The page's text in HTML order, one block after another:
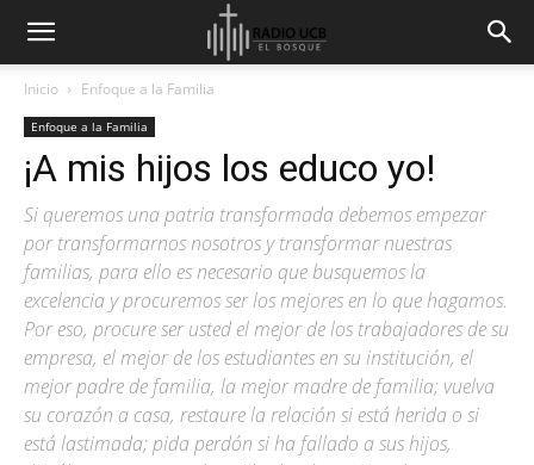
Inicio Enfoque a la Familia
Enfoque a la Familia
¡A mis hijos los educo yo!
Si queremos una patria transformada debemos empezar
por transformarnos nosotros y transformar nuestras
familias, para ello es necesario que busquemos la
excelencia y procuremos ser los mejores en lo que hagamos.
Por eso, procure ser usted el mejor de los trabajadores de su
empresa, el mejor de los estudiantes en su institución, el
mejor padre de familia, la mejor madre de familia; vuelva
su corazón a casa, restaure la relación si está herida o si
está lastimada; pida perdón si ha fallado a sus hijos,